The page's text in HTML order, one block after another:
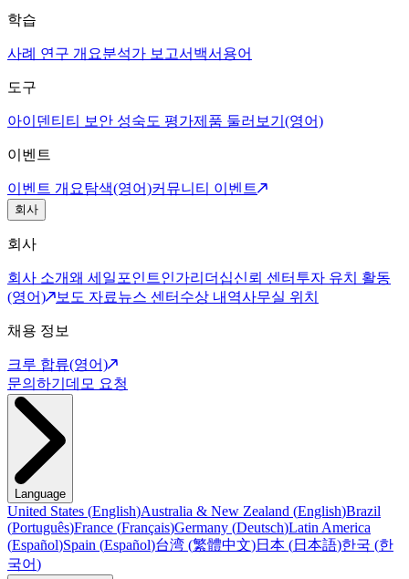
학습
사례 연구 개요분석가 보고서 백서 용어
도구
아이덴티티 보안 성숙도 평가제품 둘러보기(영어)
이벤트
이벤트 개요탐색(영어)커뮤니티 이벤트
회사
회사
회사 소개왜 세일포인트인가리더십신뢰 센터 투자 유치 활동
(영어)
보도 자료뉴스 센터 수상 내역사무실 위치
채용 정보
크루 합류(영어)
문의하기 데모 요청
Language
United States (English)Australia & New Zealand (English)Brazil
(Português)France (Français)Germany (Deutsch)Latin America
(Español)Spain (Español)台湾 (繁體中文)日本 (日本語)한국 (한
국어)